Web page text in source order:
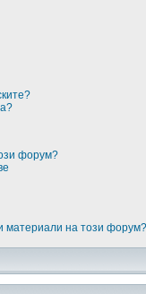
форум?
материали на този форум?